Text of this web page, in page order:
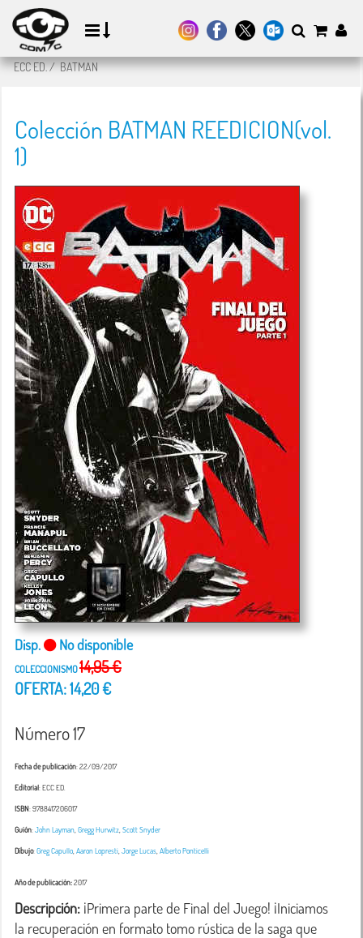
ECC ED./BATMAN
Colección BATMAN REEDICION(vol.
1)
Disp. No disponible
COLECCIONISMO14,95 €
OFERTA: 14,20 €
Número 17
Fecha de publicación: 22/09/2017
Editorial: ECC ED.
ISBN: 9788417206017
Guión:John Layman Gregg Hurwitz Scott Snyder
Dibujo:Greg Capullo Aaron Lopresti Jorge Lucas Alberto Ponticelli
Año de publicación:2017
Descripción: ¡Primera parte de Final del Juego! ¡Iniciamos
la recuperación en formato tomo rústica de la saga que